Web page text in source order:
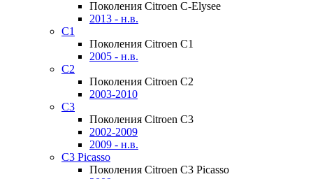
Поколения Citroen C-Elysee
2013 - н.в.
C1
Поколения Citroen C1
2005 - н.в.
C2
Поколения Citroen C2
2003-2010
C3
Поколения Citroen C3
2002-2009
2009 - н.в.
C3 Picasso
Поколения Citroen C3 Picasso